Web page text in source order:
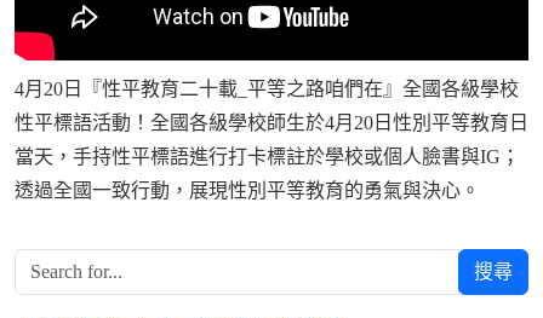
4月20日『性平教育二十載_平等之路咱們在』全國各級學校
性平標語活動！全國各級學校師生於4月20日性別平等教育日
當天，手持性平標語進行打卡標註於學校或個人臉書與IG；
透過全國一致行動，展現性別平等教育的勇氣與決心。
搜尋